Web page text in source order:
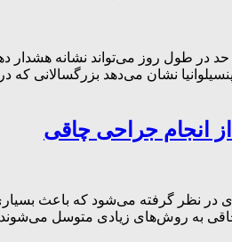
در طول روز می‌تواند نشانه هشدار
نشان می‌دهد بزرگسالانی که
انجام جراحی چاقی
از چاقی به روش‌های زیادی متوسل